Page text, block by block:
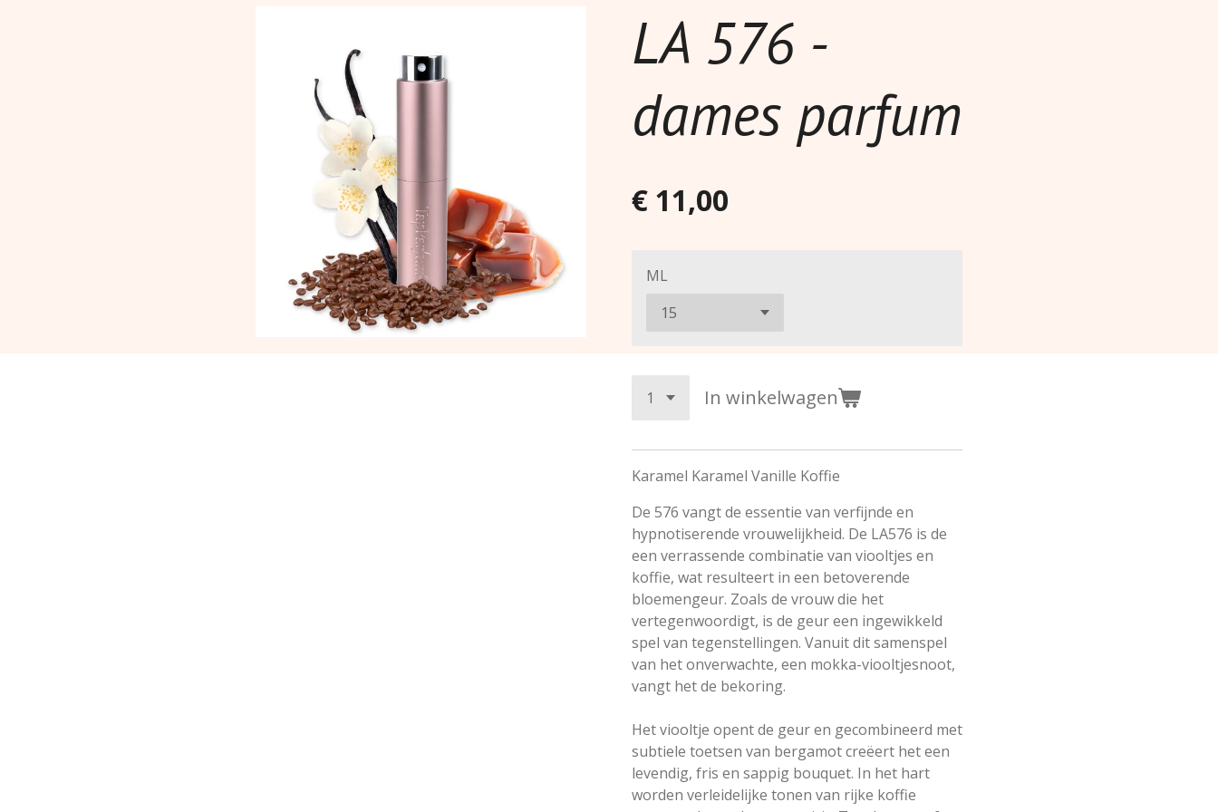
LA 576 -
dames parfum
€ 11,00
ML
In winkelwagen
Karamel Karamel Vanille Koffie
De 576 vangt de essentie van verfijnde en
hypnotiserende vrouwelijkheid. De LA576 is de
een verrassende combinatie van viooltjes en
koffie, wat resulteert in een betoverende
bloemengeur. Zoals de vrouw die het
vertegenwoordigt, is de geur een ingewikkeld
spel van tegenstellingen. Vanuit dit samenspel
van het onverwachte, een mokka-viooltjesnoot,
vangt het de bekoring.
Het viooltje opent de geur en gecombineerd met
subtiele toetsen van bergamot creëert het een
levendig, fris en sappig bouquet. In het hart
worden verleidelijke tonen van rijke koffie